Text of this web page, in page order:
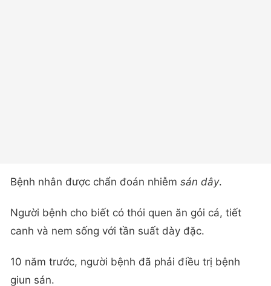
Bệnh nhân được chẩn đoán nhiễm sán dây.
Người bệnh cho biết có thói quen ăn gỏi cá, tiết
canh và nem sống với tần suất dày đặc.
10 năm trước, người bệnh đã phải điều trị bệnh
giun sán.